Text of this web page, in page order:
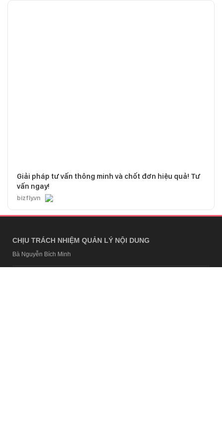
Giải pháp tư vấn thông minh và chốt đơn hiệu quả! Tư
vấn ngay!
bizfly.vn
CHỊU TRÁCH NHIỆM QUẢN LÝ NỘI DUNG
Bà Nguyễn Bích Minh